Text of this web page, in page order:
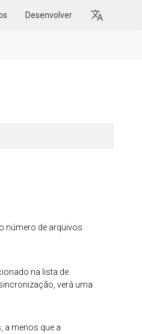
Desenvolver
número de arquivos
na lista de
verá uma
menos que a